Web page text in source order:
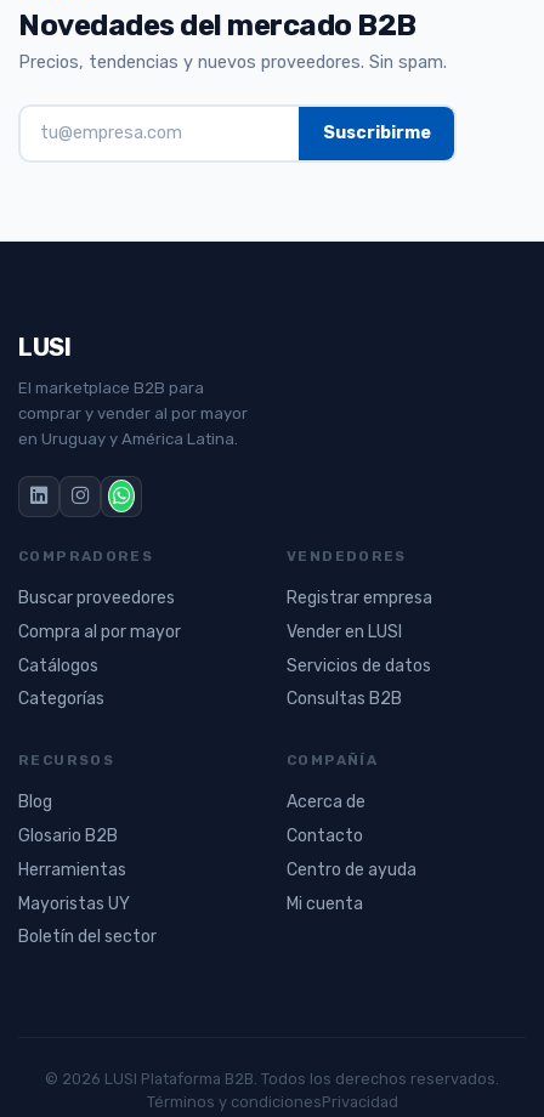
Novedades del mercado B2B
Precios, tendencias y nuevos proveedores. Sin spam.
LUSI
El marketplace B2B para
comprar y vender al por mayor
en Uruguay y América Latina.
COMPRADORES
Buscar proveedores
Compra al por mayor
Catálogos
Categorías
VENDEDORES
Registrar empresa
Vender en LUSI
Servicios de datos
Consultas B2B
RECURSOS
Blog
Glosario B2B
Herramientas
Mayoristas UY
Boletín del sector
COMPAÑÍA
Acerca de
Contacto
Centro de ayuda
Mi cuenta
© 2026 LUSI Plataforma B2B. Todos los derechos reservados.
Términos y condicionesPrivacidad